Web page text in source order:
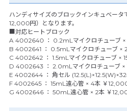
ハンディサイズのブロックインキュベータ
12,000円）となります。
■対応ヒートブロック
A 4002640 ： 0.2mLマイクロチューブ
B 4002641 ： 0.5mLマイクロチューブ ×
C 4002642 ： 1.5mLマイクロチューブ ×
D 4002643 ： 2.0mLマイクロチューブ ×
E 4002644 ： 角セル
F 4002645 ： 15mL遠心管 × 4本 ￥
G 4002646 ： 50mL遠心管 × 2本 ￥